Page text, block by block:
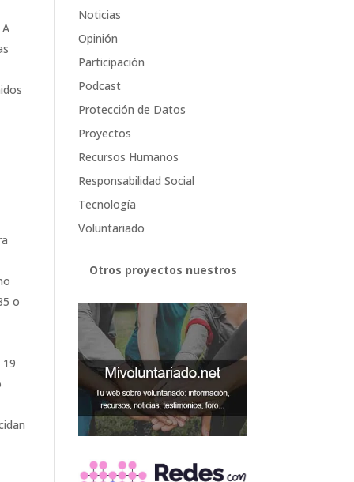
o
Noticias
Opinión
Participación
Podcast
Protección de Datos
Proyectos
Recursos Humanos
Responsabilidad Social
Tecnología
Voluntariado
Otros proyectos nuestros